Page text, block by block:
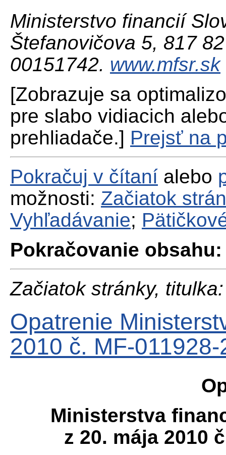
Ministerstvo financií
Štefanovičova 5, 817
00151742. www.mfsr.sk
[Zobrazuje sa
pre slabo vidiacich
prehliadače.] Prejsť na
Pokračuj v čítaní alebo
možnosti: Začiatok
Vyhľadávanie;
Pokračovanie obsahu:
Začiatok stránky, titulka:
Opatrenie
2010 č. MF-
Ministerstva
z 20. mája 2010